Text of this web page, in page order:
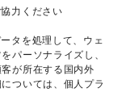
力ください
タを処理して、ウェ
パーソナライズし、
が所在する国内外
ついては、個人プラ
実績